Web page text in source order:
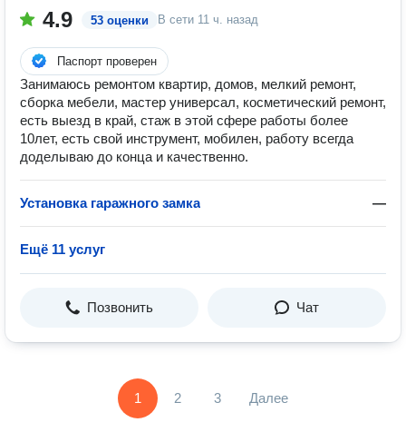
4.9 53 оценки В сети 11 ч. назад
Паспорт проверен
Занимаюсь ремонтом квартир, домов, мелкий ремонт,
сборка мебели, мастер универсал, косметический ремонт,
есть выезд в край, стаж в этой сфере работы более
10лет, есть свой инструмент, мобилен, работу всегда
доделываю до конца и качественно.
Установка гаражного замка —
Ещё 11 услуг
Позвонить Чат
1 2 3 Далее